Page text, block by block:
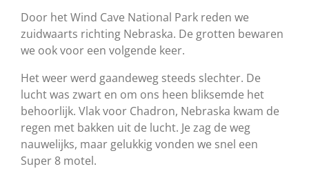
Door het Wind Cave National Park reden we
zuidwaarts richting Nebraska. De grotten bewaren
we ook voor een volgende keer.
Het weer werd gaandeweg steeds slechter. De
lucht was zwart en om ons heen bliksemde het
behoorlijk. Vlak voor Chadron, Nebraska kwam de
regen met bakken uit de lucht. Je zag de weg
nauwelijks, maar gelukkig vonden we snel een
Super 8 motel.